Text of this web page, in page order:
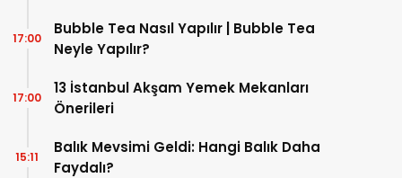
Bubble Tea Nasıl Yapılır | Bubble Tea
Neyle Yapılır?
17:00
13 İstanbul Akşam Yemek Mekanları
Önerileri
17:00
Balık Mevsimi Geldi: Hangi Balık Daha
Faydalı?
15:11